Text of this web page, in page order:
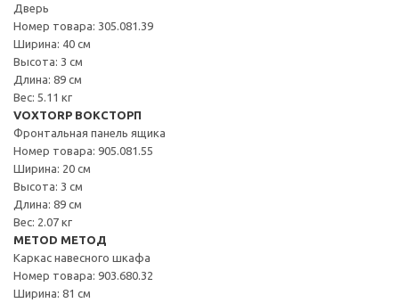
Дверь
Номер товара: 305.081.39
Ширина: 40 см
Высота: 3 см
Длина: 89 см
Вес: 5.11 кг
VOXTORP ВОКСТОРП
Фронтальная панель ящика
Номер товара: 905.081.55
Ширина: 20 см
Высота: 3 см
Длина: 89 см
Вес: 2.07 кг
METOD МЕТОД
Каркас навесного шкафа
Номер товара: 903.680.32
Ширина: 81 см